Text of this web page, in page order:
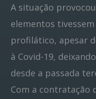
A situação
elementos
profilático, apesar
à Covid-19,
desde a passada
Com a contratação